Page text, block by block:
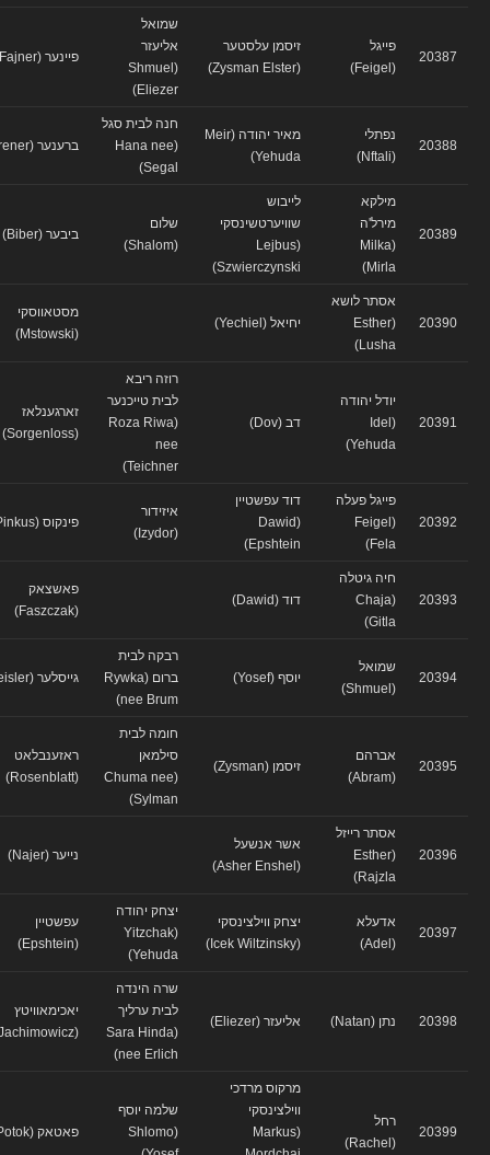
20387
זיסמן עלסטער
שמואל
אליעזר
(Shmuel
Eliezer)
פיינער (Fajner)
20388
מאיר יהודה (Meir
Yehuda)
חנה לבית סגל
(Hana nee
Segal)
ברענער (Brener)
20389
מילקא
מירל'ה
(Milka
לייבוש
שוויערטשינסקי
(Lejbus
Szwierczynski)
ביבער (Biber)
20390
אסתר לושא
(Esther
Lusha)
יחיאל (Yechiel)
מסטאווסקי
20391
יודל יהודה
(Idel
Yehuda)
רוזה ריבא
לבית טייכנער
(Roza Riwa
Teichner)
זארגענלאז
20392
פייגל פעלה
(Feigel
דוד עפשטיין
(Dawid
Epshtein)
איזידור
פינקוס (Pinkus)
20393
חיה גיטלה
(Chaja
פאשצאק
20394
שמואל
רבקה לבית
ברום (Rywka
nee Brum)
גייסלער (Geisler)
20395
אברהם
זיסמן (Zysman)
חומה לבית
סילמאן
(Chuma nee
Sylman)
ראזענבלאט
(Rosenblatt)
20396
אסתר רייזל
(Esther
Rajzla)
אשר אנשעל
נייער (Najer)
20397
אדעלא
יצחק ווילצינסקי
יצחק יהודה
(Yitzchak
Yehuda)
עפשטיין
20398 נתן (Natan) אליעזר (Eliezer)
שרה הינדה
לבית ערליך
(Sara Hinda
nee Erlich)
יאכימאוויטץ
(Jachimowicz)
20399
מרקוס מרדכי
ווילצינסקי
(Markus
שלמה יוסף
(Shlomo
פאטאק (Potok)